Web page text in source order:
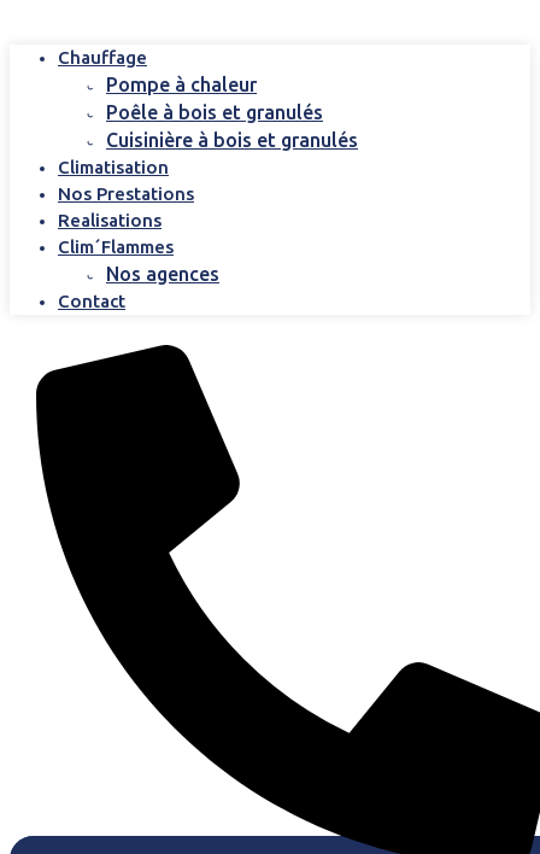
Chauffage
Pompe à chaleur
Poêle à bois et granulés
Cuisinière à bois et granulés
Climatisation
Nos Prestations
Realisations
Clim´Flammes
Nos agences
Contact